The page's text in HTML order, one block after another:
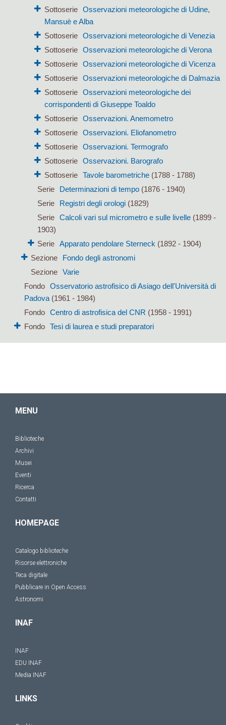
Sottoserie
Osservazioni meteorologiche di Udine,
Mansuè e Alba
Sottoserie
Osservazioni meteorologiche di Venezia
Sottoserie
Osservazioni meteorologiche di Verona
Sottoserie
Osservazioni meteorologiche di Vicenza
Sottoserie
Osservazioni meteorologiche di Dalmazia
Sottoserie
Osservazioni meteorologiche dei
corrispondenti di Giuseppe Toaldo
Sottoserie
Osservazioni. Anemometro
Sottoserie
Osservazioni. Eliofanometro
Sottoserie
Osservazioni. Termografo
Sottoserie
Osservazioni. Barografo
Sottoserie
Tavole barometriche(1788 - 1788)
Serie
Determinazioni di tempo (1876 - 1940)
Serie
Registri degli orologi (1829)
Serie
Calcoli vari sul micrometro e sulle livelle (1899 -
1903)
Serie
Apparato pendolare Sterneck (1892 - 1904)
Sezione
Fondo degli astronomi
Sezione Varie
Fondo
Osservatorio astrofisico di Asiago dell'Università di
Padova(1961 - 1984)
Fondo
Centro di astrofisica del CNR (1958 - 1991)
Fondo
Tesi di laurea e studi preparatori
MENU
Biblioteche
Archivi
Musei
Eventi
Ricerca
Contatti
HOMEPAGE
Catalogo biblioteche
Risorse elettroniche
Teca digitale
Pubblicare in Open Access
Astronomi
INAF
INAF
EDU INAF
Media INAF
LINKS